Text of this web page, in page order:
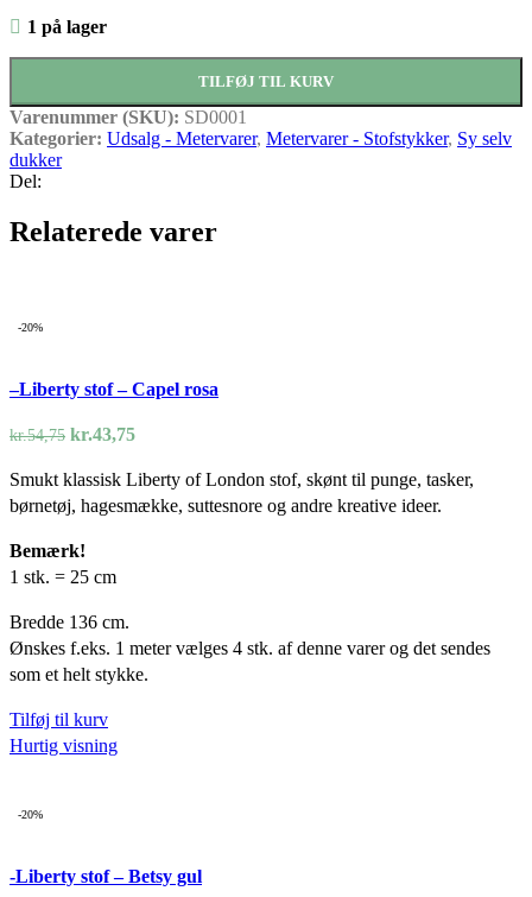
1 på lager
TILFØJ TIL KURV
Varenummer (SKU): SD0001
Kategorier: Udsalg - Metervarer, Metervarer - Stofstykker, Sy selv
dukker
Del:
Relaterede varer
-20%
–Liberty stof – Capel rosa
kr.54,75 Den
pris
var:
kr.43,75Den
pris
er:
Smukt klassisk Liberty of London stof, skønt til punge, tasker,
børnetøj, hagesmække, suttesnore og andre kreative ideer.
Bemærk!
1 stk. = 25 cm
Bredde 136 cm.
Ønskes f.eks. 1 meter vælges 4 stk. af denne varer og det sendes
som et helt stykke.
Tilføj til kurv
Hurtig visning
-20%
-Liberty stof – Betsy gul